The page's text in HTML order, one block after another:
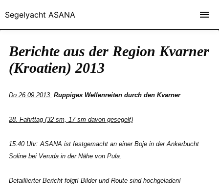
Berichte aus der Region Kvarner
(Kroatien) 2013
Do 26.09.2013: Ruppiges Wellenreiten durch den Kvarner
28. Fahrttag (32 sm, 17 sm davon gesegelt)
15:40 Uhr: ASANA ist festgemacht an einer Boje in der Ankerbucht
Soline bei Veruda in der Nähe von Pula.
Detaillierter Bericht folgt! Bilder und Route sind hochgeladen!
Segelyacht ASANA